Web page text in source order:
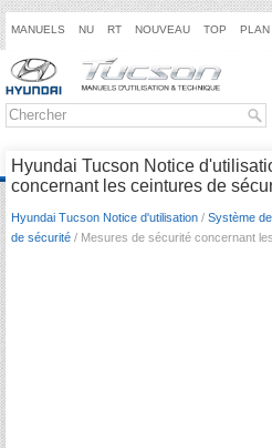
MANUELS NU RT NOUVEAU TOP PLAN
Hyundai Tucson Notice
concernant les ceintures de
Hyundai Tucson Notice d'utilisation / Système
de sécurité / Mesures de sécurité concernant